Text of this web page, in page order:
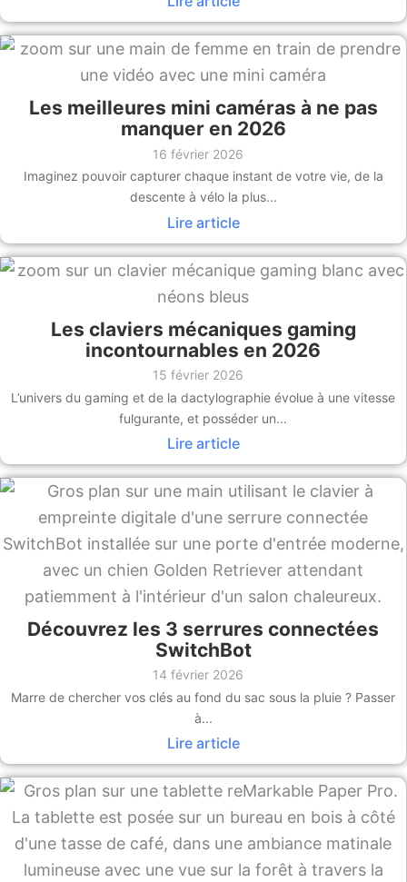
Les meilleures mini caméras à ne pas
manquer en 2026
16 février 2026
Imaginez pouvoir capturer chaque instant de votre vie, de la
descente à vélo la plus...
Lire article
Les claviers mécaniques gaming
incontournables en 2026
15 février 2026
L’univers du gaming et de la dactylographie évolue à une vitesse
fulgurante, et posséder un...
Lire article
Découvrez les 3 serrures connectées
SwitchBot
14 février 2026
Marre de chercher vos clés au fond du sac sous la pluie ? Passer
à...
Lire article